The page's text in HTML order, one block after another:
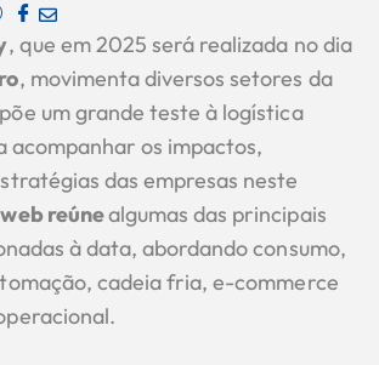
, que em 2025 será realizada no dia
, movimenta diversos setores da
um grande teste à logística
acompanhar os impactos,
das empresas neste
reúnealgumas das principais
à data, abordando consumo,
cadeia fria, e-commerce